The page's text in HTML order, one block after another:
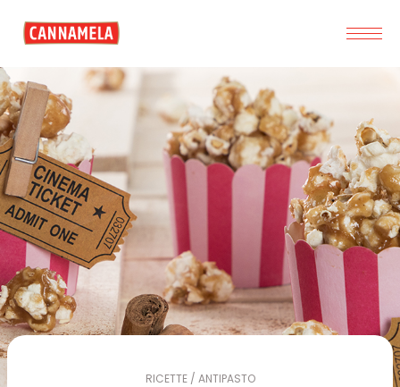
RICETTE / ANTIPASTO